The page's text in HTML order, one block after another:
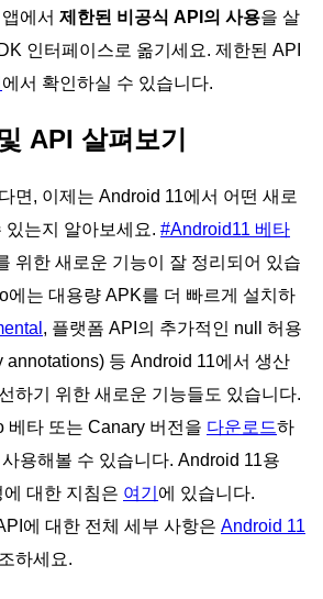
에서 제한된 비공식 API의 사용을 살
인터페이스로 옮기세요. 제한된 API
에서 확인하실 수 있습니다.
API 살펴보기
면, 이제는 Android 11에서 어떤 새로
있는지 알아보세요. #Android11 베타
위한 새로운 기능이 잘 정리되어 있습
에는 대용량 APK를 더 빠르게 설치하
, 플랫폼 API의 추가적인 null 허용
annotations) 등 Android 11에서 생산
하기 위한 새로운 기능들도 있습니다.
베타 또는 Canary 버전을 다운로드하
용해볼 수 있습니다. Android 11용
대한 지침은 여기 에 있습니다.
에 대한 전체 세부 사항은 Android 11
하세요.